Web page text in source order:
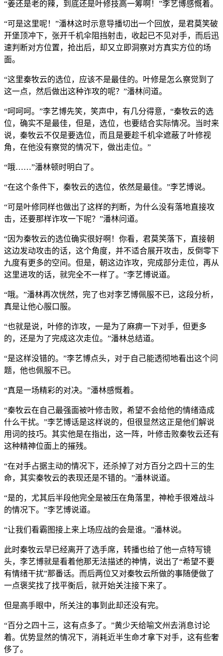
“姜还是老的辣，到底还是叶修技高一筹啊！”李艺博感慨着。
“可是这里呢！”潘林这时示意导播切出一个回放，是君莫笑破
开堡顶冲下，张开千机伞阻挡射击，收起已不见对手，而后迅
速判断对方位置，抢出后，却又立即洞察对方真实方位的场
面。
“这里秦牧云的选位，应该不是最佳的。叶修是怎么察觉到了
这一点，然后做出这种诈攻的呢？”潘林问道。
“呵呵呵。”李艺博先笑，笑声中，有几分得意，“秦牧云的选
位，确实不是最佳，但是，选位，也要结合实际情况。当时来
说，秦牧云不仅是要选位，而且是要趁千机伞遮蔽了叶修视
角，在他没有察觉的情况下，做出走位。”
“哦……”潘林顿时明白了。
“在这个条件下，秦牧云的选位，依然是最佳。”李艺博说。
“可是叶修同样也做出了这样的判断，为什么没有落地直接攻
击，还要那样诈攻一下呢？”潘林问道。
“因为秦牧云的选位确实很好啊！你看，君莫笑落下，直接朝
这边发动攻击的话，这个角度，并不适合展开攻击，反倒零下
九度有更多的空间。但是，朝这边诈攻，完成部分走位，再从
这里进攻的话，就完全不一样了。”李艺博说道。
“哦。”潘林再次恍然，完了也对李艺博佩服不已，这段分析，
真是让他心服口服。
“也就是说，叶修的诈攻，一是为了麻痹一下对手，但更多
的，还是为了完成这次走位。”潘林总结道。
“是这样没错的。”李艺博点头，对于自己能透彻地看出这个问
题，他也佩服不已。
“真是一场精彩的对决。”潘林感慨着。
“秦牧云在自己最强面被叶修击败，希望不会给他的情绪造成
什么干扰。”李艺博话是这样说的，但很显然这正是他们解说
用词的技巧。其实他是在指出，这一阵，叶修击败秦牧云还有
这种精神位面上的摧残。
“在对手占据主动的情况下，还杀掉了对方百分之四十三的生
命，其实秦牧云的表现还是不错的。”潘林说道。
“是的，尤其后半段他完全是被压在角落里，神枪手很难战斗
的情况下。”李艺博说道。
“让我们看霸图接上来上场应战的会是谁。”潘林说。
此时秦牧云早已经离开了选手席，转播也给了他一点特写镜
头，李艺博就是看着他那无法描述的神情，说出了“希望不要
有情绪干扰”那番话。而后两位又对秦牧云所做的事随便做了
一点褒奖找了找平衡后，就开始关注接下来了。
但是高手眼中，所关注的事到此却还没有完。
“百分之四十三，这有点多了。”黄少天给喻文州去消息讨论
着。优势显然的情况下，消耗近半生命才拿下对手，这有些奢
侈了。